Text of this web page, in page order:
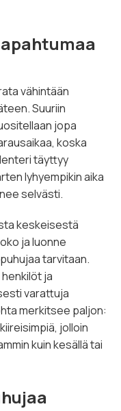
vähintään
Suuriin
jopa
koska
täyttyy
lyhyempikin aika
selvästi.
keskeisestä
ja luonne
tarvitaan.
ja
varattuja
merkitsee paljon:
jolloin
kuin kesällä tai